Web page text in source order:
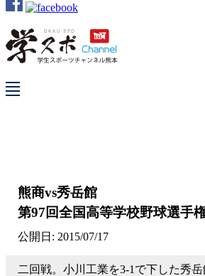
熊商vs秀岳館
第97回全国高等学校野球選手
公開日: 2015/07/17
二回戦。小川工業を3-1で下した秀